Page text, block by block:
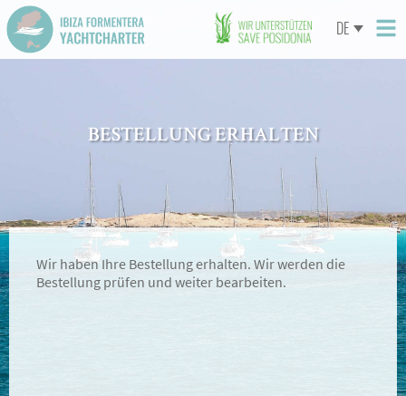
DE
BESTELLUNG ERHALTEN
Wir haben Ihre Bestellung erhalten. Wir werden die
Bestellung prüfen und weiter bearbeiten.